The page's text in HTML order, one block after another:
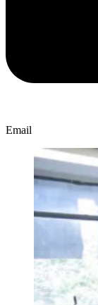
Email